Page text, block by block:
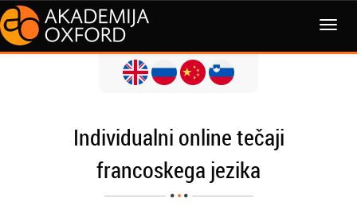
MENI
Individualni online tečaji
francoskega jezika